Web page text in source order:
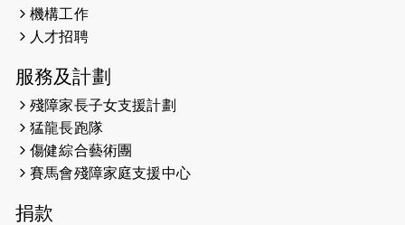
2026-05-21
2026-05-14
（19:00開始）
2026-05-07
開始）
2026-04-30
機構工作
人才招聘
服務及計劃
殘障家長子女支援計劃
猛龍長跑隊
傷健綜合藝術團
賽馬會殘障家庭支援中心
捐款